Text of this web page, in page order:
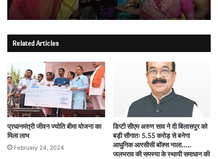
Related Articles
प्रधानमंत्री जीवन ज्योति बीमा योजना का
मिला लाभ
February 24, 2024
डिप्टी सीएम अरुण साव ने दी बिलासपुर को
बड़ी सौगातः 5.55 करोड़ से बनेगा
आधुनिक आरसीसी बॉक्स नाला…..
जलभराव की समस्या के स्थायी समाधान की